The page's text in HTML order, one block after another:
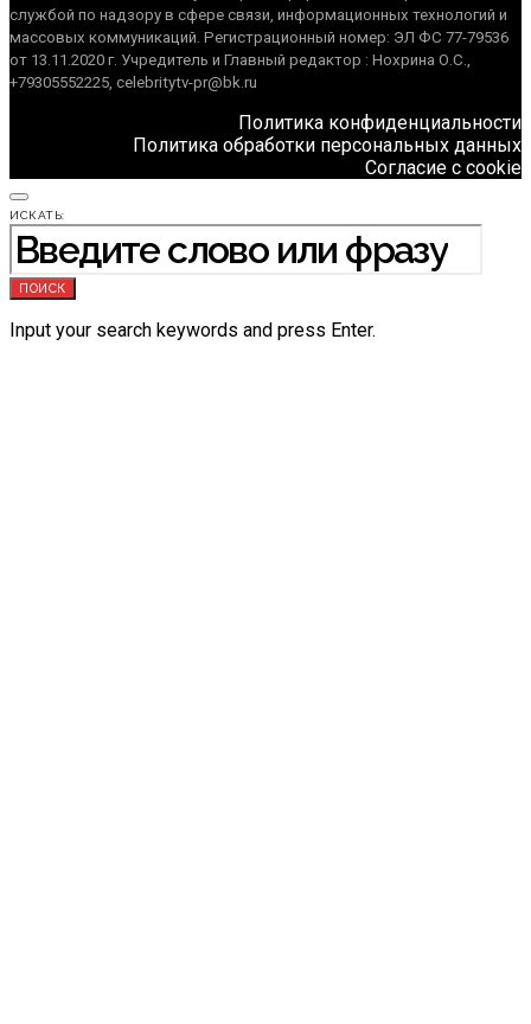
службой по надзору в сфере связи, информационных технологий и
массовых коммуникаций. Регистрационный номер: ЭЛ ФС 77-79536
от 13.11.2020 г. Учредитель и Главный редактор : Нохрина О.С.,
+79305552225, celebritytv-pr@bk.ru
Политика конфиденциальности
Политика обработки персональных данных
Согласие с cookie
ИСКАТЬ:
ПОИСК
Input your search keywords and press Enter.